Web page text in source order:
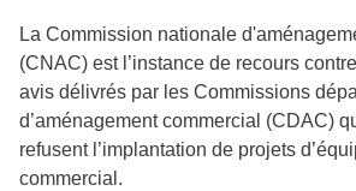
La Commission nationale
(CNAC) est l’instance de recours
avis délivrés par les Commissions
d’aménagement commercial (CDAC)
refusent l’implantation de projets
commercial.